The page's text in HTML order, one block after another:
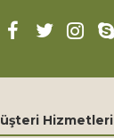
Hizmetleri